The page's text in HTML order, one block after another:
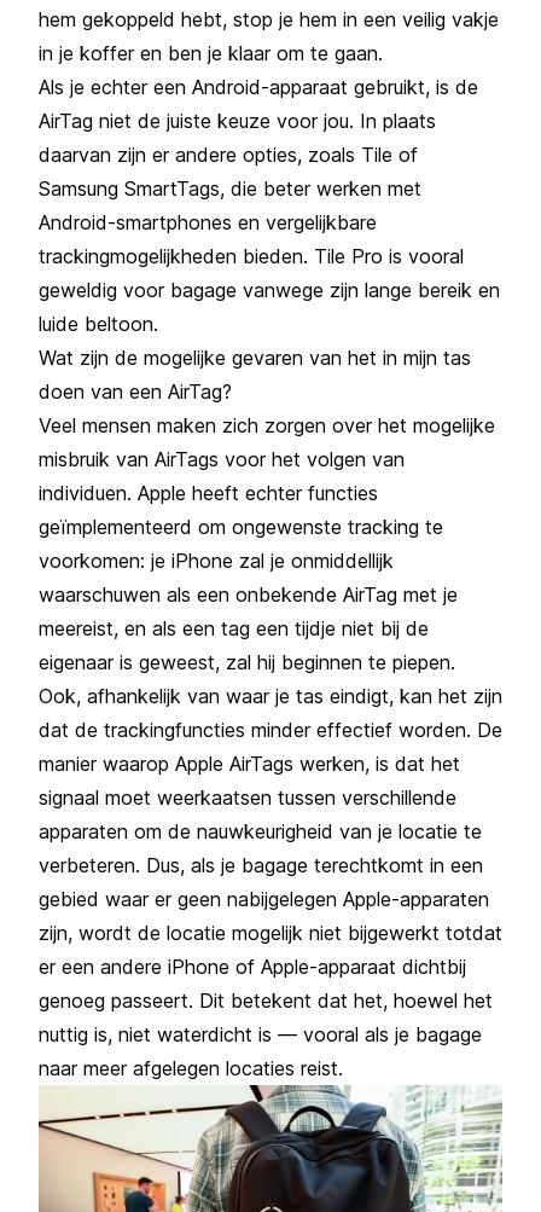
hem gekoppeld hebt, stop je hem in een veilig vakje
in je koffer en ben je klaar om te gaan.
Als je echter een Android-apparaat gebruikt, is de
AirTag niet de juiste keuze voor jou. In plaats
daarvan zijn er andere opties, zoals Tile of
Samsung SmartTags, die beter werken met
Android-smartphones en vergelijkbare
trackingmogelijkheden bieden. Tile Pro is vooral
geweldig voor bagage vanwege zijn lange bereik en
luide beltoon.
Wat zijn de mogelijke gevaren van het in mijn tas
doen van een AirTag?
Veel mensen maken zich zorgen over het mogelijke
misbruik van AirTags voor het volgen van
individuen. Apple heeft echter functies
geïmplementeerd om ongewenste tracking te
voorkomen: je iPhone zal je onmiddellijk
waarschuwen als een onbekende AirTag met je
meereist, en als een tag een tijdje niet bij de
eigenaar is geweest, zal hij beginnen te piepen.
Ook, afhankelijk van waar je tas eindigt, kan het zijn
dat de trackingfuncties minder effectief worden. De
manier waarop Apple AirTags werken, is dat het
signaal moet weerkaatsen tussen verschillende
apparaten om de nauwkeurigheid van je locatie te
verbeteren. Dus, als je bagage terechtkomt in een
gebied waar er geen nabijgelegen Apple-apparaten
zijn, wordt de locatie mogelijk niet bijgewerkt totdat
er een andere iPhone of Apple-apparaat dichtbij
genoeg passeert. Dit betekent dat het, hoewel het
nuttig is, niet waterdicht is — vooral als je bagage
naar meer afgelegen locaties reist.